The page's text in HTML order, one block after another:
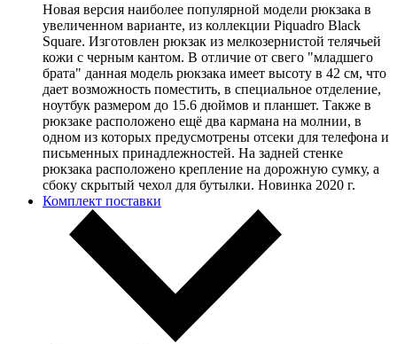
Новая версия наиболее популярной модели рюкзака в
увеличенном варианте, из коллекции Piquadro Black
Square. Изготовлен рюкзак из мелкозернистой телячьей
кожи с черным кантом. В отличие от свего "младшего
брата" данная модель рюкзака имеет высоту в 42 см, что
дает возможность поместить, в специальное отделение,
ноутбук размером до 15.6 дюймов и планшет. Также в
рюкзаке расположено ещё два кармана на молнии, в
одном из которых предусмотрены отсеки для телефона и
письменных принадлежностей. На задней стенке
рюкзака расположено крепление на дорожную сумку, а
сбоку скрытый чехол для бутылки. Новинка 2020 г.
Комплект поставки